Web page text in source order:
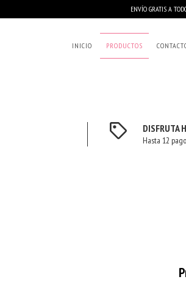
ENVÍO GRATIS A
INICIO PRODUCTOS
DISFRUTA
Hasta 12